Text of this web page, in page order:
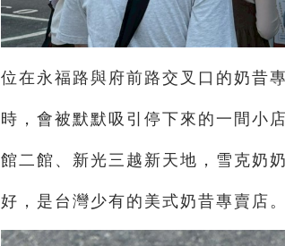
位在永福路與府前路交叉口的奶昔
時，會被默默吸引停下來的一間小
館二館、新光三越新天地，雪克奶
好，是台灣少有的美式奶昔專賣店。